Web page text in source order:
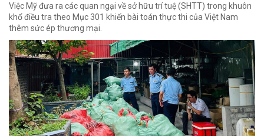
Việc Mỹ đưa ra các quan ngại về sở hữu trí tuệ (SHTT) trong khuôn
khổ điều tra theo Mục 301 khiến bài toán thực thi của Việt Nam
thêm sức ép thương mại.